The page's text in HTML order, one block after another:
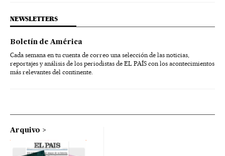
NEWSLETTERS
Boletín de América
Cada semana en tu cuenta de correo una selección de las noticias,
reportajes y análisis de los periodistas de EL PAÍS con los acontecimientos
más relevantes del continente.
Arquivo